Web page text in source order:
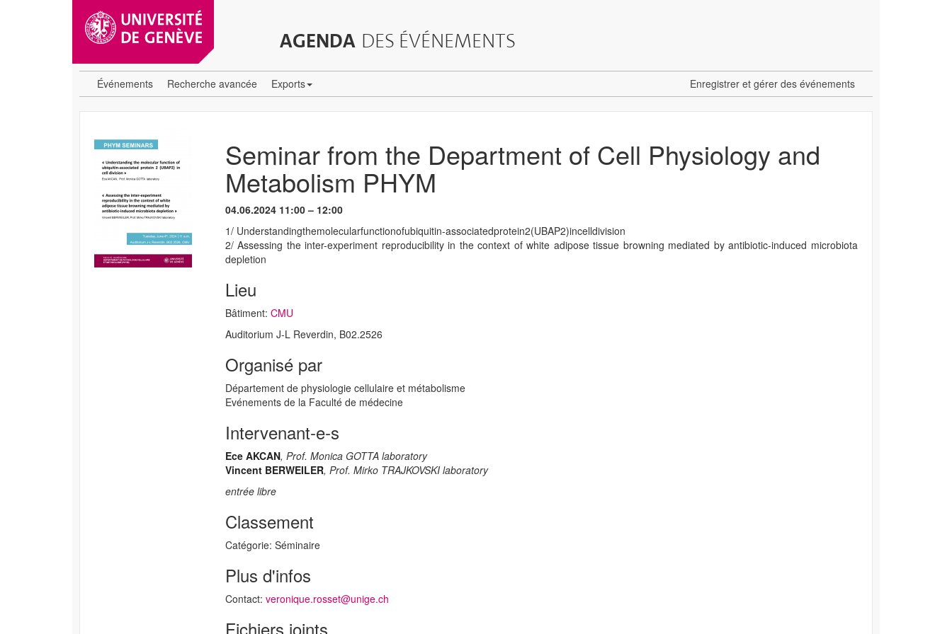
AGENDA DES ÉVÉNEMENTS
Événements Recherche avancée Exports Enregistrer et gérer des événements
Seminar from the Department of Cell Physiology and
Metabolism PHYM
04.06.2024 11:00 – 12:00
1/ Understandingthemolecularfunctionofubiquitin-associatedprotein2(UBAP2)incelldivision
2/ Assessing the inter-experiment reproducibility in the context of white adipose tissue browning mediated by antibiotic-induced microbiota
depletion
Lieu
Bâtiment: CMU
Auditorium J-L Reverdin, B02.2526
Organisé par
Département de physiologie cellulaire et métabolisme
Evénements de la Faculté de médecine
Intervenant-e-s
Ece AKCAN, Prof. Monica GOTTA laboratory
Vincent BERWEILER, Prof. Mirko TRAJKOVSKI laboratory
entrée libre
Classement
Catégorie: Séminaire
Plus d'infos
Contact: veronique.rosset@unige.ch
Fichiers joints